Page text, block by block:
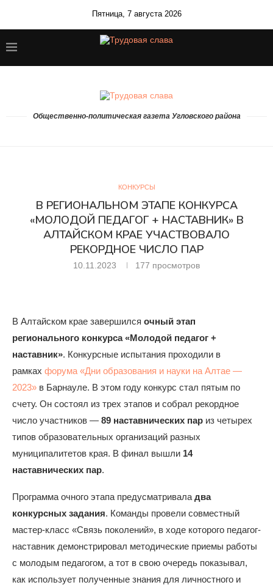
Пятница, 7 августа 2026
Общественно-политическая газета Угловского района
КОНКУРСЫ
В РЕГИОНАЛЬНОМ ЭТАПЕ КОНКУРСА
«МОЛОДОЙ ПЕДАГОГ + НАСТАВНИК» В
АЛТАЙСКОМ КРАЕ УЧАСТВОВАЛО
РЕКОРДНОЕ ЧИСЛО ПАР
10.11.2023 177 просмотров
В Алтайском крае завершился очный этап
регионального конкурса «Молодой педагог +
наставник». Конкурсные испытания проходили в
рамках форума «Дни образования и науки на Алтае —
2023» в Барнауле. В этом году конкурс стал пятым по
счету. Он состоял из трех этапов и собрал рекордное
число участников — 89 наставнических пар из четырех
типов образовательных организаций разных
муниципалитетов края. В финал вышли 14
наставнических пар.
Программа очного этапа предусматривала два
конкурсных задания. Команды провели совместный
мастер-класс «Связь поколений», в ходе которого педагог-
наставник демонстрировал методические приемы работы
с молодым педагогом, а тот в свою очередь показывал,
как использует полученные знания для личностного и